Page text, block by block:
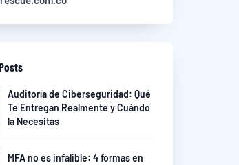
Auditoría de Ciberseguridad: Qué
Te Entregan Realmente y Cuándo
la Necesitas
MFA no es infalible: 4 formas en